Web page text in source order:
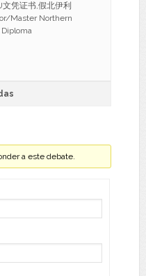
凭证书,假北伊利
Master Northern
a este debate.